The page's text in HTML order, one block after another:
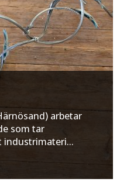
arbetar
som tar
industrimateri...